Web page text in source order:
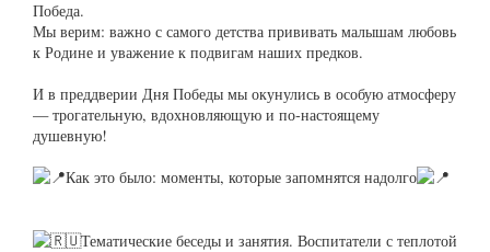
Победа.
Мы верим: важно с самого детства прививать малышам любовь
к Родине и уважение к подвигам наших предков.
И в преддверии Дня Победы мы окунулись в особую атмосферу
— трогательную, вдохновляющую и по‑настоящему
душевную!
Как это было: моменты, которые запомнятся надолго
Тематические беседы и занятия. Воспитатели с теплотой